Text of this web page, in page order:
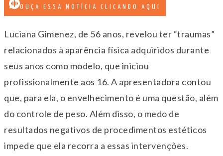
OUÇA ESSA NOTÍCIA CLICANDO AQUI
Luciana Gimenez, de 56 anos, revelou ter “traumas”
relacionados à aparência física adquiridos durante
seus anos como modelo, que iniciou
profissionalmente aos 16. A apresentadora contou
que, para ela, o envelhecimento é uma questão, além
do controle de peso. Além disso, o medo de
resultados negativos de procedimentos estéticos
impede que ela recorra a essas intervenções.